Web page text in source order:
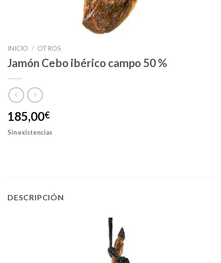
INICIO / OTROS
Jamón Cebo ibérico campo 50 %
185,00€
Sin existencias
DESCRIPCIÓN